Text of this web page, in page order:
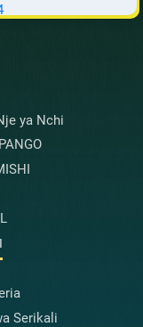
ya Nchi
Serikali